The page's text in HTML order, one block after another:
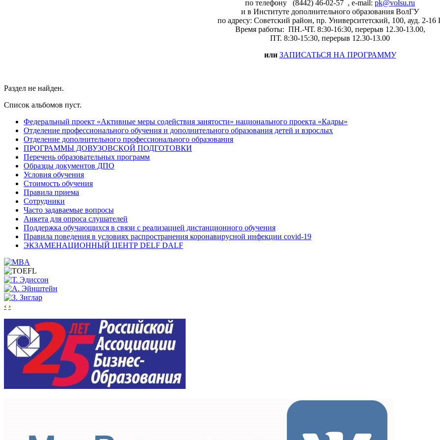
по телефону (8442) 46-02-57 , e-mail: pk@volsu.ru
и в Институте дополнительного образования ВолГУ
по адресу: Советский район, пр. Университетский, 100, ауд. 2-16
Время работы: ПН.-ЧТ. 8:30-16:30, перерыв 12.30-13.00,
ПТ. 8:30-15:30, перерыв 12.30-13.00
или ЗАПИСАТЬСЯ НА ПРОГРАММУ
Раздел не найден.
Список альбомов пуст.
Федеральный проект «Активные меры содействия занятости» национального проекта «Кадры»
Отделение профессионального обучения и дополнительного образования детей и взрослых
Отделение дополнительного профессионального образования
ПРОГРАММЫ ДОВУЗОВСКОЙ ПОДГОТОВКИ
Перечень образовательных программ
Образцы документов ДПО
Условия обучения
Стоимость обучения
Правила приема
Сотрудники
Часто задаваемые вопросы
Анкета для опроса слушателей
Поддержка обучающихся в связи с реализацией дистанционного обучения
Правила поведения в условиях распространения коронавирусной инфекции covid-19
ЭКЗАМЕНАЦИОННЫЙ ЦЕНТР DELF DALF
‹ ›